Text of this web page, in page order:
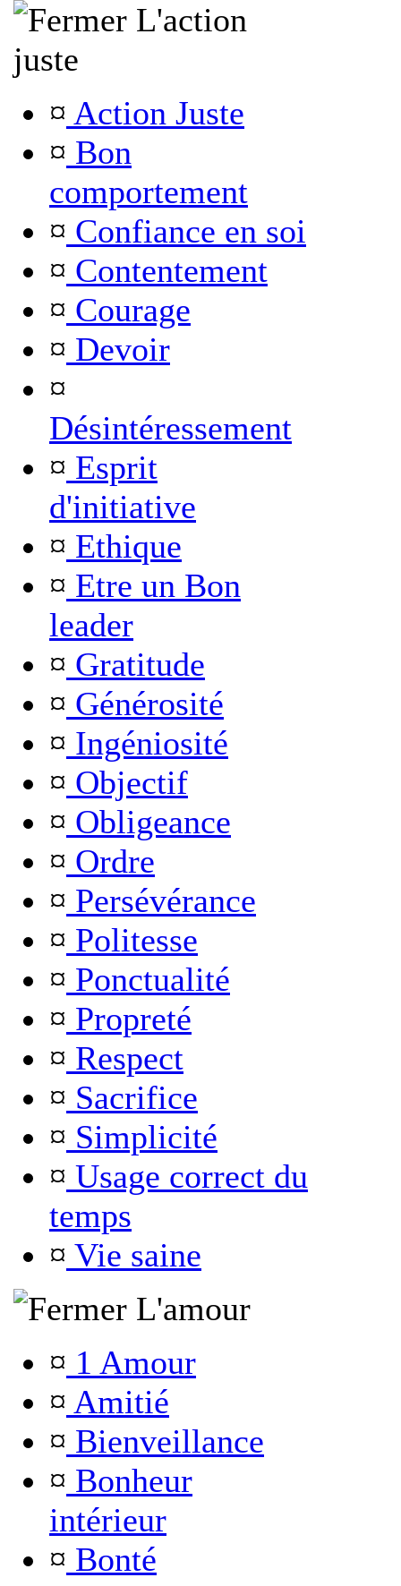
L'action
juste
¤ Action Juste
¤ Bon
comportement
¤ Confiance en soi
¤ Contentement
¤ Courage
¤ Devoir
¤
Désintéressement
¤ Esprit
d'initiative
¤ Ethique
¤ Etre un Bon
leader
¤ Gratitude
¤ Générosité
¤ Ingéniosité
¤ Objectif
¤ Obligeance
¤ Ordre
¤ Persévérance
¤ Politesse
¤ Ponctualité
¤ Propreté
¤ Respect
¤ Sacrifice
¤ Simplicité
¤ Usage correct du
temps
¤ Vie saine
L'amour
¤ 1 Amour
¤ Amitié
¤ Bienveillance
¤ Bonheur
intérieur
¤ Bonté